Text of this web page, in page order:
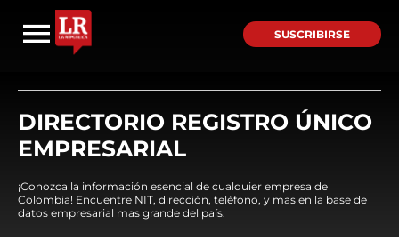
SUSCRIBIRSE
DIRECTORIO REGISTRO ÚNICO
EMPRESARIAL
¡Conozca la información esencial de cualquier empresa de
Colombia! Encuentre NIT, dirección, teléfono, y mas en la base de
datos empresarial mas grande del país.